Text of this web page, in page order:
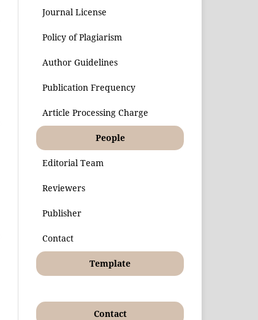
Journal License
Policy of Plagiarism
Author Guidelines
Publication Frequency
Article Processing Charge
People
Editorial Team
Reviewers
Publisher
Contact
Template
Contact